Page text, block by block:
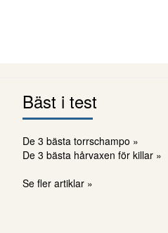
Bäst i test
De 3 bästa torrschampo »
De 3 bästa hårvaxen för killar »
Se fler artiklar »